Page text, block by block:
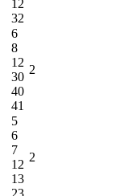
12
32
6
8
12
30
40
41
2
5
6
7
12
13
23
2